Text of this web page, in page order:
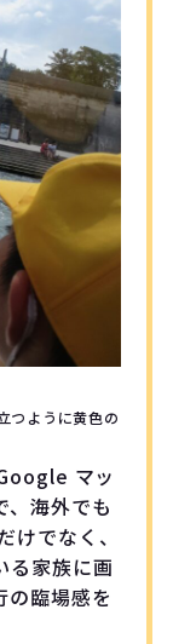
つように黄色の
マッ
、海外でも
けでなく、
る家族に画
の臨場感を